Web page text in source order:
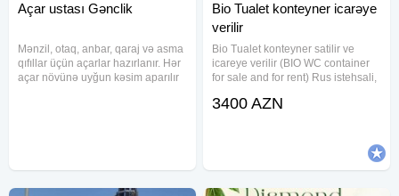
Açar ustası Gənclik
Mənzil, otaq, anbar, qaraj və asma
qıfıllar üçün açarlar hazırlanır. Hər
açar növünə uyğun kəsim aparılır
Bio Tualet konteyner icarəye
verilir
Bio Tualet konteyner satilir ve
icareye verilir (BIO WC container
for sale and for rent) Rus istehsali,
Termo izolyasiyali sandwich
3400 AZN